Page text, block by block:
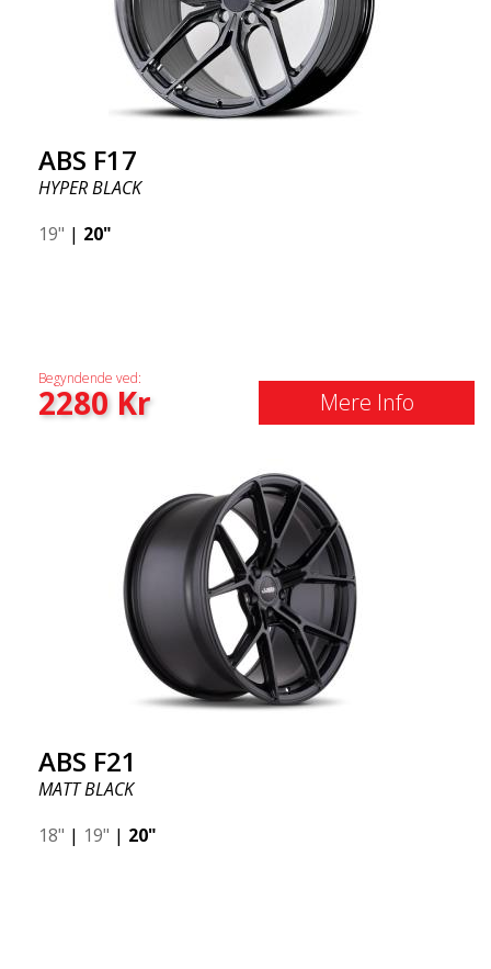
ABS F17
HYPER BLACK
19" | 20"
Begyndende ved:
2280Kr Mere Info
ABS F21
MATT BLACK
18" | 19" | 20"